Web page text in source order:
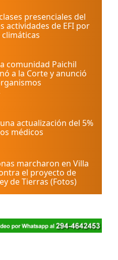
presenciales del
actividades de EFI por
comunidad Paichil
a la Corte y anunció
actualización del 5%
médicos
marcharon en Villa
el proyecto de
de Tierras (Fotos)